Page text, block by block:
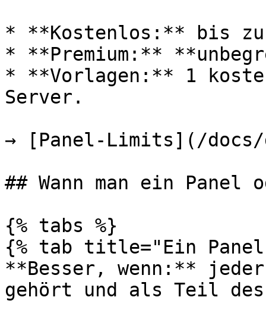
* **Kostenlos:** bis
* **Premium:**
* **Vorlagen:** 1
Server.
→ [Panel-Limits](/
## Wann man ein
{% tabs %}
{% tab title="Ein
**Besser, wenn:**
gehört und als Teil